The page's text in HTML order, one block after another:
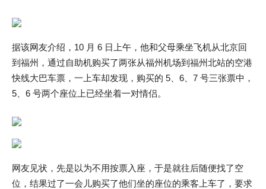
据该网友介绍，10 月 6 日上午，他和父母乘坐飞机从北京回
到福州，通过自助机购买了两张从福州机场到福州北站的空港
快线大巴车票，一上车却发现，购买的 5、6、7 号三张票中，
5、6 号两个座位上已经坐着一对情侣。
网友见状，先是以为不用按票入座，于是就往后随便找了空
位，结果过了一会儿购买了他们坐的座位的乘客上车了，要求